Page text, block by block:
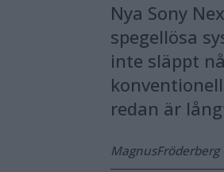
Nya Sony
spegellösa
inte släppt
redan är
MagnusFröderberg